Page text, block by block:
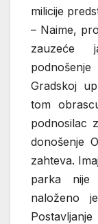
milicije
– Naime,
zauzeće
Gradskoj
tom
podnosilac
donošenje
zahteva.
parka nije
naloženo